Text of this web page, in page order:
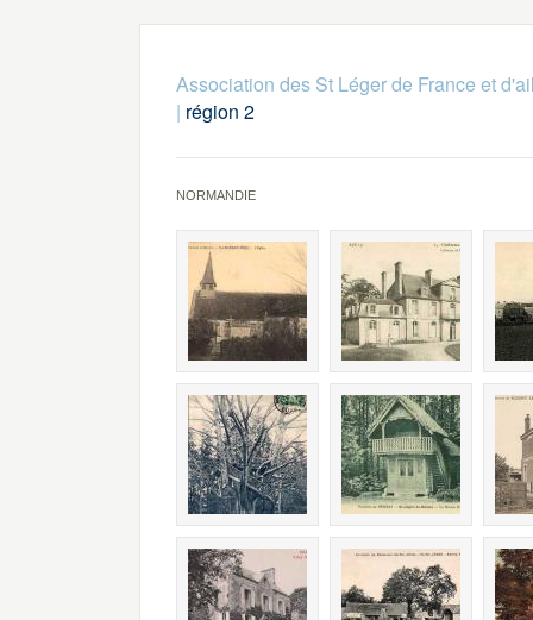
Association des St Léger de France et
| région 2
NORMANDIE